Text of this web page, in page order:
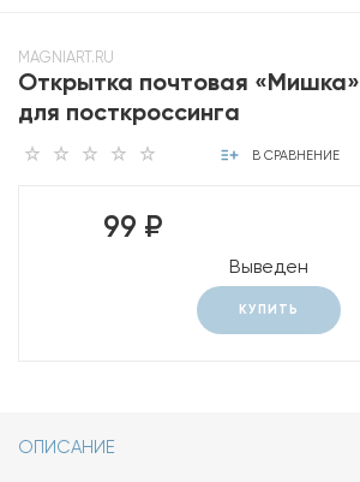
MAGNIART.RU
Открытка почтовая «Мишка»
для посткроссинга
В СРАВНЕНИЕ
99 ₽
Выведен
КУПИТЬ
ОПИСАНИЕ